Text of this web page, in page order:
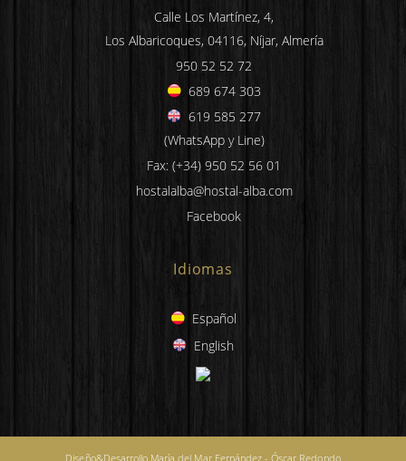
Calle Los Martínez, 4,
Los Albaricoques, 04116, Níjar, Almería
950 52 52 72
689 674 303
619 585 277
(WhatsApp y Line)
Fax: (+34) 950 52 56 01
hostalalba@hostal-alba.com
Facebook
Idiomas
Español
English
Diseño&Desarrollo María del Mar Fernández - Óscar Redondo